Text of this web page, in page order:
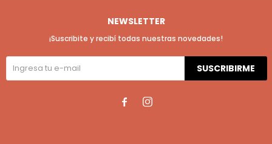
NEWSLETTER
¡Suscribite y recibí todas nuestras novedades!
SUSCRIBIRME
 